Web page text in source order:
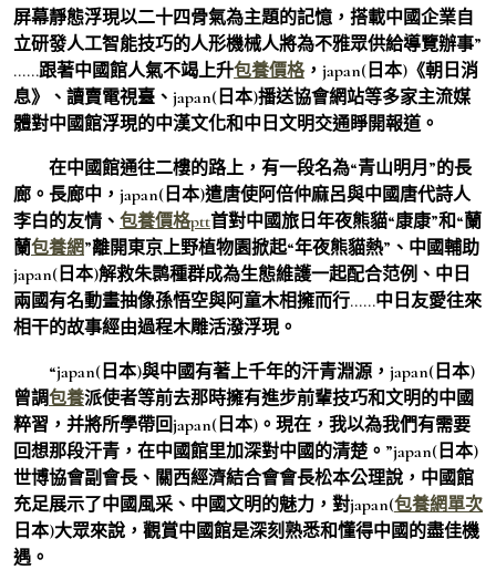
屏幕靜態浮現以二十四骨氣為主題的記憶，搭載中國企業自
立研發人工智能技巧的人形機械人將為不雅眾供給導覽辦事”
……跟著中國館人氣不竭上升包養價格，japan(日本)《朝日消
息》、讀賣電視臺、japan(日本)播送協會網站等多家主流媒
體對中國館浮現的中漢文化和中日文明交通睜開報道。
在中國館通往二樓的路上，有一段名為“青山明月”的長
廊。長廊中，japan(日本)遣唐使阿倍仲麻呂與中國唐代詩人
李白的友情、 包養價格ptt首對中國旅日年夜熊貓“康康”和“蘭
蘭包養網”離開東京上野植物園掀起“年夜熊貓熱”、中國輔助
japan(日本)解救朱鹮種群成為生態維護一起配合范例、中日
兩國有名動畫抽像孫悟空與阿童木相擁而行……中日友愛往來
相干的故事經由過程木雕活潑浮現。
“japan(日本)與中國有著上千年的汗青淵源，japan(日本)
曾調包養派使者等前去那時擁有進步前輩技巧和文明的中國
粹習，并將所學帶回japan(日本)。現在，我以為我們有需要
回想那段汗青，在中國館里加深對中國的清楚。”japan(日本)
世博協會副會長、關西經濟結合會會長松本公理說，中國館
充足展示了中國風采、中國文明的魅力，對japan(包養網單次
日本)大眾來說，觀賞中國館是深刻熟悉和懂得中國的盡佳機
遇。